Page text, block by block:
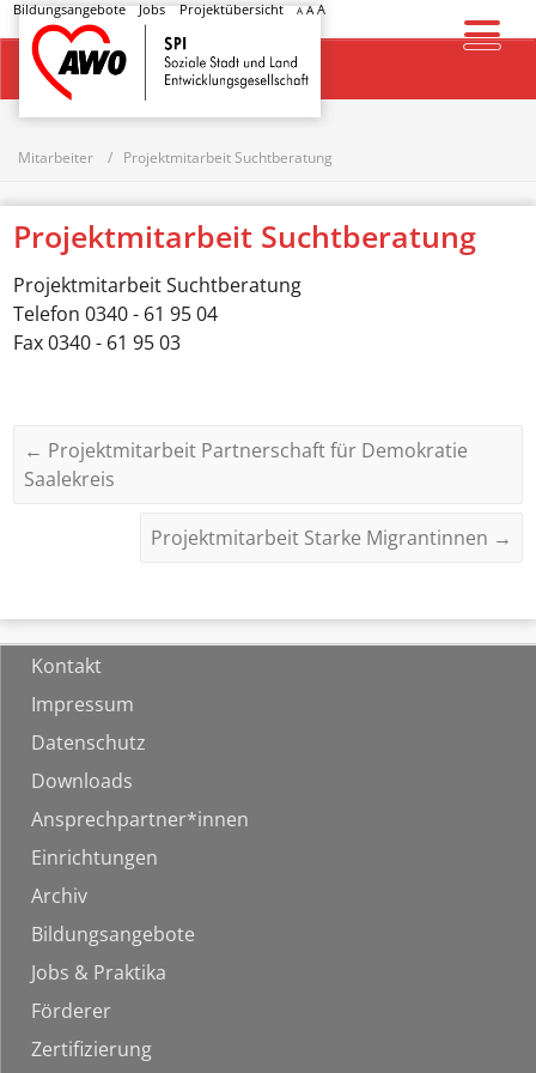
Bildungsangebote Jobs Projektübersicht A AA
Startseite
Mitarbeiter Projektmitarbeit Suchtberatung
Projektmitarbeit Suchtberatung
Projektmitarbeit Suchtberatung
Telefon0340 - 61 95 04
Fax0340 - 61 95 03
← Projektmitarbeit Partnerschaft für Demokratie
Saalekreis
Projektmitarbeit Starke Migrantinnen →
Kontakt
Impressum
Datenschutz
Downloads
Ansprechpartner*innen
Einrichtungen
Archiv
Bildungsangebote
Jobs & Praktika
Förderer
Zertifizierung